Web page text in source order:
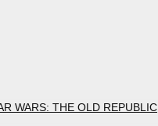
WARS: THE OLD REPUBLIC